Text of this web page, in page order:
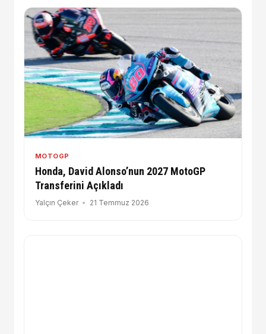
MOTOGP
Honda, David Alonso’nun 2027 MotoGP
Transferini Açıkladı
Yalçın Çeker 21 Temmuz 2026